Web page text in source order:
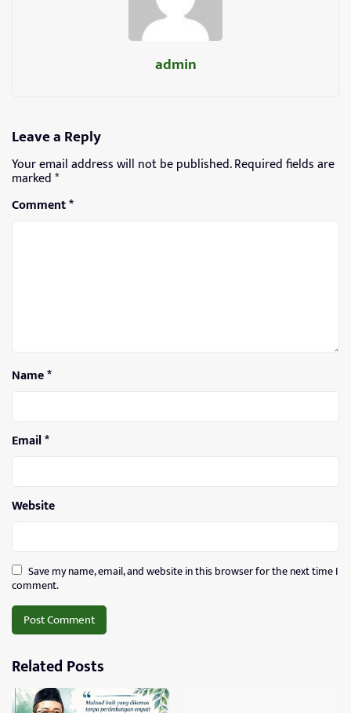
admin
Leave a Reply
Your email address will not be published.Required fields are
marked*
Comment*
Name*
Email*
Website
Save my name, email, and website in this browser for the next time I
comment.
Related Posts